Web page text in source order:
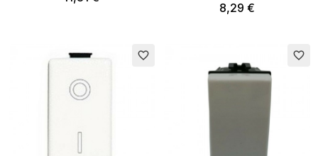
8,29 €
favorite_border favorite_border